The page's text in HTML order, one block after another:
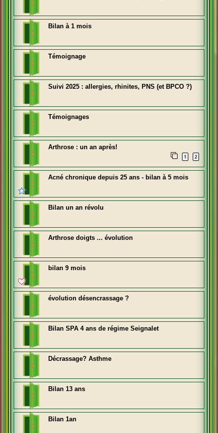
Bilan à 1 mois
Témoignage
Suivi 2025 : allergies, rhinites, PNS (et BPCO ?)
Témoignages
Arthrose : un an après!
1 2
Acné chronique depuis 25 ans - bilan à 5 mois
Bilan un an révolu
Arthrose doigts ... évolution
bilan 9 mois
évolution désencrassage ?
Bilan SPA 4 ans de régime Seignalet
Décrassage? Asthme
Bilan 13 ans
Bilan 1an